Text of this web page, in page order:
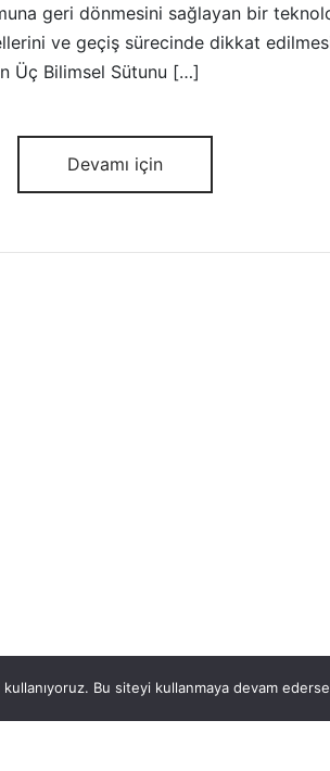
geri dönmesini sağlayan bir
ve geçiş sürecinde dikkat
Üç Bilimsel Sütunu […]
Devamı için
Bu siteyi kullanmaya devam